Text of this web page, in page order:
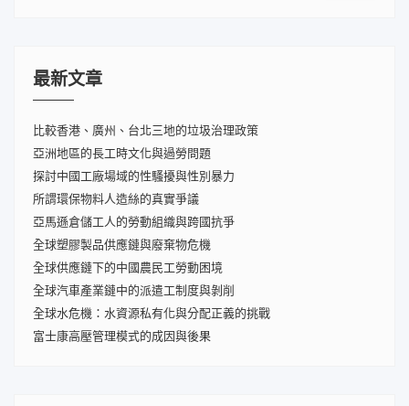
最新文章
比較香港、廣州、台北三地的垃圾治理政策
亞洲地區的長工時文化與過勞問題
探討中國工廠場域的性騷擾與性別暴力
所謂環保物料人造絲的真實爭議
亞馬遜倉儲工人的勞動組織與跨國抗爭
全球塑膠製品供應鏈與廢棄物危機
全球供應鏈下的中國農民工勞動困境
全球汽車產業鏈中的派遣工制度與剝削
全球水危機：水資源私有化與分配正義的挑戰
富士康高壓管理模式的成因與後果